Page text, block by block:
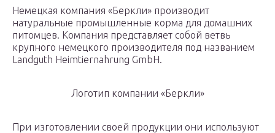
Немецкая компания «Беркли» производит
натуральные промышленные корма для домашних
питомцев. Компания представляет собой ветвь
крупного немецкого производителя под названием
Landguth Heimtiernahrung GmbH.
Логотип компании «Беркли»
При изготовлении своей продукции они используют